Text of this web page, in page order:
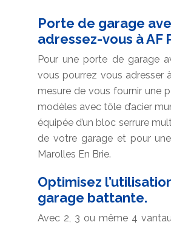
Porte de garage
adressez-vous à AF
Pour une porte de garage
vous pourrez vous adresser
mesure de vous fournir une
modèles avec tôle d’acier
équipée d’un bloc serrure
de votre garage et pour
Marolles En Brie.
Optimisez
garage battante.
Avec 2, 3 ou même 4